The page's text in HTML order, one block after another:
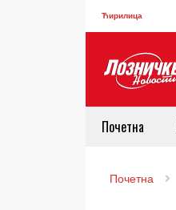
Ћирилица
Почетна
Почетна